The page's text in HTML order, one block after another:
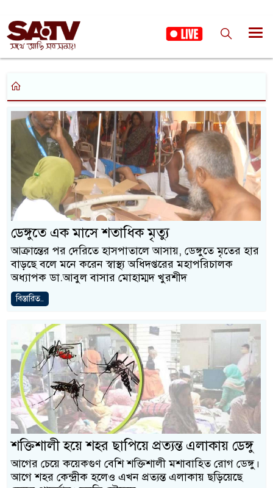
ডেঙ্গুতে এক মাসে শতাধিক মৃত্যু
আক্রান্তের পর দেরিতে হাসপাতালে আসায়, ডেঙ্গুতে মৃতের হার
বাড়ছে বলে মনে করেন স্বাস্থ্য অধিদপ্তরের মহাপরিচালক
অধ্যাপক ডা.আবুল বাসার মোহাম্মদ খুরশীদ
বিস্তারিত..
শক্তিশালী হয়ে শহর ছাপিয়ে প্রত্যন্ত এলাকায় ডেঙ্গু
আগের চেয়ে কয়েকগুণ বেশি শক্তিশালী মশাবাহিত রোগ ডেঙ্গু।
আগে শহর কেন্দ্রীক হলেও এখন প্রত্যন্ত এলাকায় ছড়িয়েছে